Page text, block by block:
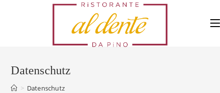
Datenschutz
> Datenschutz